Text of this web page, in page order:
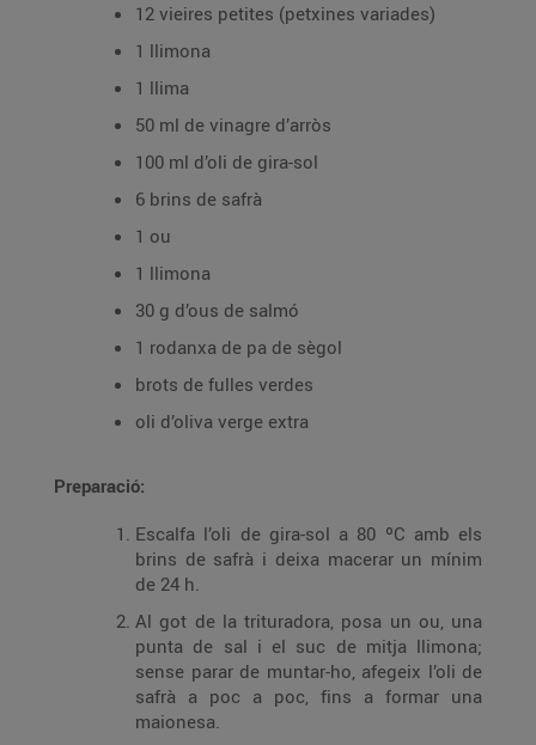
12 vieires petites (petxines variades)
1 llimona
1 llima
50 ml de vinagre d’arròs
100 ml d’oli de gira-sol
6 brins de safrà
1 ou
1 llimona
30 g d’ous de salmó
1 rodanxa de pa de sègol
brots de fulles verdes
oli d’oliva verge extra
Preparació:
Escalfa l’oli de gira-sol a 80 ºC amb els
brins de safrà i deixa macerar un mínim
de 24 h.
Al got de la trituradora, posa un ou, una
punta de sal i el suc de mitja llimona;
sense parar de muntar-ho, afegeix l’oli de
safrà a poc a poc, fins a formar una
maionesa.